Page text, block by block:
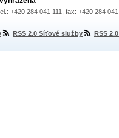
+420 284 041 111, fax: +420 284
RSS 2.0 Síťové služby RSS